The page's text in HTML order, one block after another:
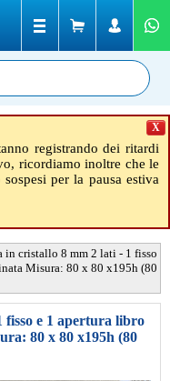
registrando dei ritardi
ricordiamo inoltre che le
per la pausa estiva
X
in cristallo 8 mm 2 lati - 1 fisso
Misura: 80 x 80 x195h (80
fisso e 1 apertura libro
80 x 80 x195h (80